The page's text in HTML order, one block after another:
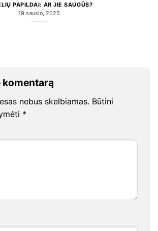
PAPILDAI: AR JIE SAUGŪS?
19 sausio, 2025
komentarą
nebus skelbiamas. Būtini
*